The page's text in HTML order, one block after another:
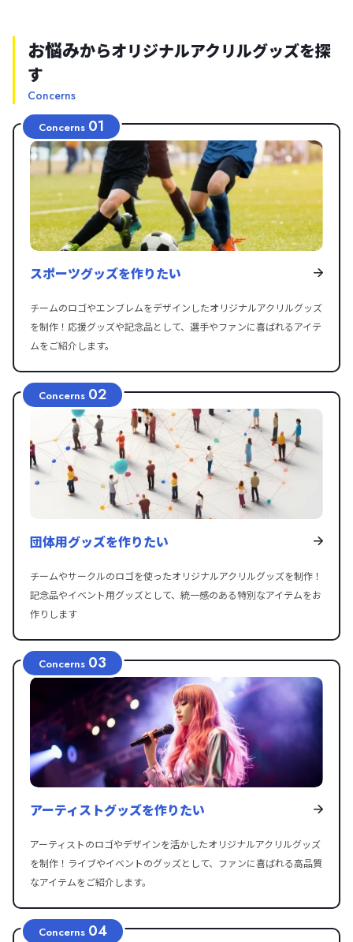
0個〜の小ロットから対応、校正サンプルは納期3営業日、量産で10営業日前
後とスピーディー。パッケージは無料のOPP袋入り。価格は税別で100〜299
個1,584円、300〜499個1,480円、500〜999個1,410円、1,000個以上1,343
円から（印刷・加工費込、複雑なカットは別途見積り） keio-inc.co.jp。さら
に、ペンスタンドやフォトスタンド、ワイヤレス充電器と融合したスマホス
タンド仕様などの応用的アレンジも可能で、推し活グッズや企業ノベルテ
ィ、記念品、イベントグッズなど幅広い用途に利用できるのが特長です。
お悩みからオリジナルアクリルグッズを探
す
Concerns
Concerns 01
スポーツグッズを作りたい
チームのロゴやエンブレムをデザインしたオリジナルアクリルグッズ
を制作！応援グッズや記念品として、選手やファンに喜ばれるアイテ
ムをご紹介します。
Concerns 02
団体用グッズを作りたい
チームやサークルのロゴを使ったオリジナルアクリルグッズを制作！
記念品やイベント用グッズとして、統一感のある特別なアイテムをお
作りします
Concerns 03
アーティストグッズを作りたい
アーティストのロゴやデザインを活かしたオリジナルアクリルグッズ
を制作！ライブやイベントのグッズとして、ファンに喜ばれる高品質
なアイテムをご紹介します。
Concerns 04